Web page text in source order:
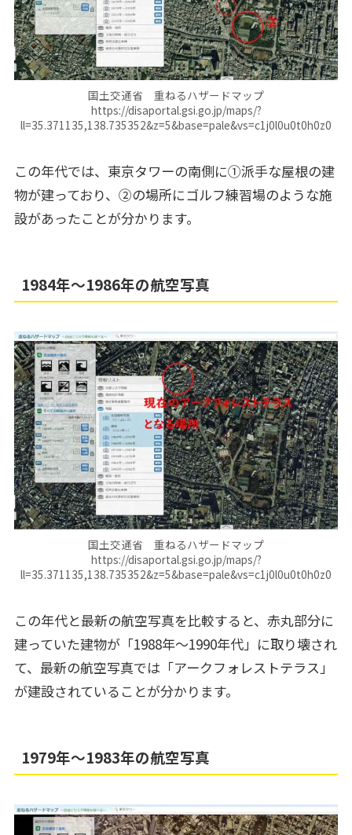
国土交通省 重ねるハザードマップ
https://disaportal.gsi.go.jp/maps/?
ll=35.371135,138.735352&z=5&base=pale&vs=c1j0l0u0t0h0z0
この年代では、東京タワーの南側に①派手な屋根の建
物が建っており、②の場所にゴルフ練習場のような施
設があったことが分かります。
1984年～1986年の航空写真
国土交通省 重ねるハザードマップ
https://disaportal.gsi.go.jp/maps/?
ll=35.371135,138.735352&z=5&base=pale&vs=c1j0l0u0t0h0z0
この年代と最新の航空写真を比較すると、赤丸部分に
建っていた建物が「1988年～1990年代」に取り壊され
て、最新の航空写真では「アークフォレストテラス」
が建設されていることが分かります。
1979年～1983年の航空写真